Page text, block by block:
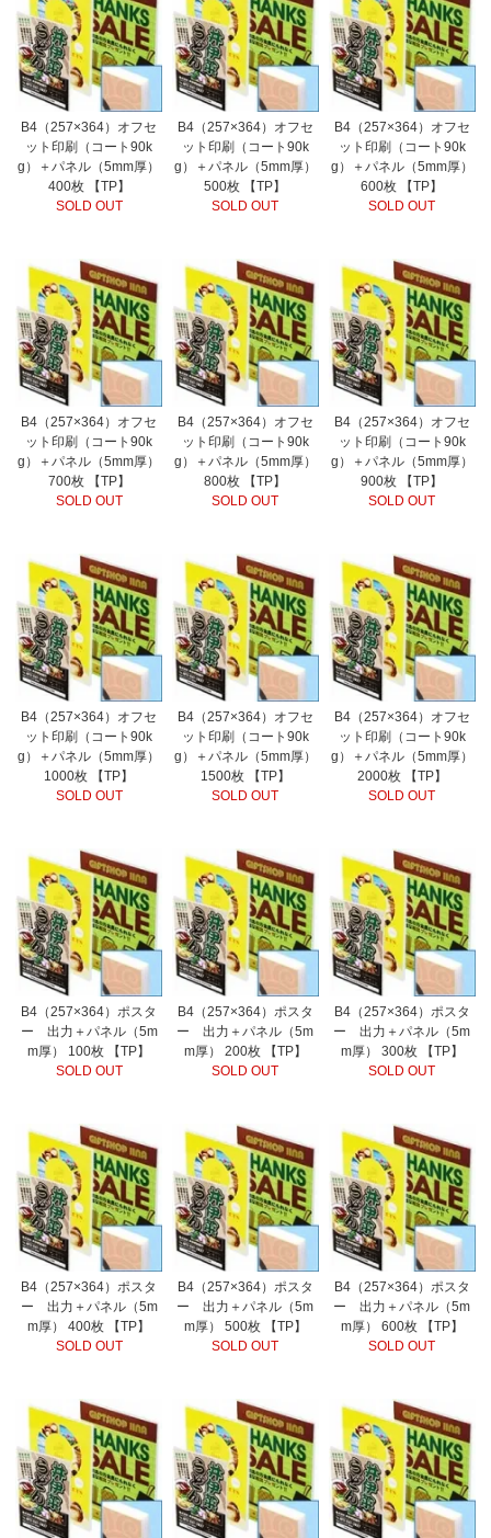
B4（257×364）オフセ
ット印刷（コート90k
g）＋パネル（5mm厚）
400枚 【TP】
SOLD OUT
B4（257×364）オフセ
ット印刷（コート90k
g）＋パネル（5mm厚）
500枚 【TP】
SOLD OUT
B4（257×364）オフセ
ット印刷（コート90k
g）＋パネル（5mm厚）
600枚 【TP】
SOLD OUT
B4（257×364）オフセ
ット印刷（コート90k
g）＋パネル（5mm厚）
700枚 【TP】
SOLD OUT
B4（257×364）オフセ
ット印刷（コート90k
g）＋パネル（5mm厚）
800枚 【TP】
SOLD OUT
B4（257×364）オフセ
ット印刷（コート90k
g）＋パネル（5mm厚）
900枚 【TP】
SOLD OUT
B4（257×364）オフセ
ット印刷（コート90k
g）＋パネル（5mm厚）
1000枚 【TP】
SOLD OUT
B4（257×364）オフセ
ット印刷（コート90k
g）＋パネル（5mm厚）
1500枚 【TP】
SOLD OUT
B4（257×364）オフセ
ット印刷（コート90k
g）＋パネル（5mm厚）
2000枚 【TP】
SOLD OUT
B4（257×364）ポスタ
ー 出力＋パネル（5m
m厚） 100枚 【TP】
SOLD OUT
B4（257×364）ポスタ
ー 出力＋パネル（5m
m厚） 200枚 【TP】
SOLD OUT
B4（257×364）ポスタ
ー 出力＋パネル（5m
m厚） 300枚 【TP】
SOLD OUT
B4（257×364）ポスタ
ー 出力＋パネル（5m
m厚） 400枚 【TP】
SOLD OUT
B4（257×364）ポスタ
ー 出力＋パネル（5m
m厚） 500枚 【TP】
SOLD OUT
B4（257×364）ポスタ
ー 出力＋パネル（5m
m厚） 600枚 【TP】
SOLD OUT